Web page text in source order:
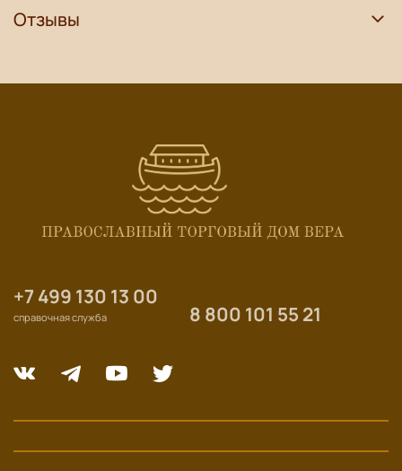
Отзывы
+7 499 130 13 00
справочная служба 8 800 101 55 21